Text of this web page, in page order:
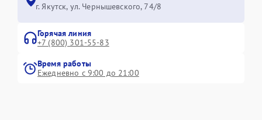
г. Якутск, ул. Чернышевского, 74/8
Горячая линия
+7 (800) 301-55-83
Время работы
Ежедневно с 9:00 до 21:00